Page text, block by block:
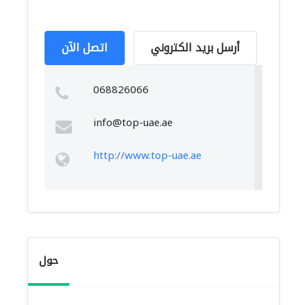
اتصل الآن أرسل بريد الكتروني
068826066
info@top-uae.ae
http://www.top-uae.ae
حول